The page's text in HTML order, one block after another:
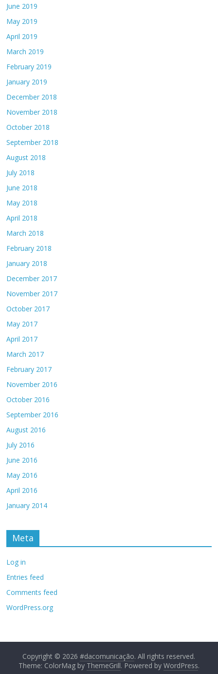
June 2019
May 2019
April 2019
March 2019
February 2019
January 2019
December 2018
November 2018
October 2018
September 2018
August 2018
July 2018
June 2018
May 2018
April 2018
March 2018
February 2018
January 2018
December 2017
November 2017
October 2017
May 2017
April 2017
March 2017
February 2017
November 2016
October 2016
September 2016
August 2016
July 2016
June 2016
May 2016
April 2016
January 2014
Meta
Log in
Entries feed
Comments feed
WordPress.org
Copyright © 2026#dacomunicação. All rights reserved.
Theme: ColorMag by ThemeGrill. Powered by WordPress.